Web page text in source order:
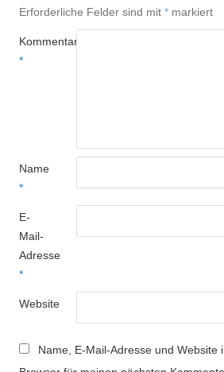
Erforderliche Felder sind mit * markiert
Kommentar
*
Name
*
E-
Mail-
Adresse
*
Website
Name, E-Mail-Adresse und Website